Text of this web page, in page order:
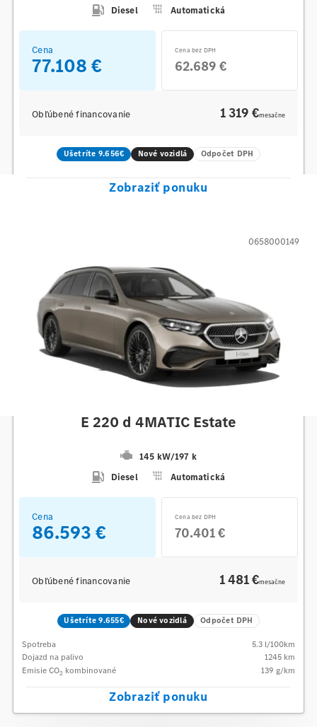
Diesel
Automatická
Cena
77.108 €
Cena bez DPH
62.689 €
Obľúbené financovanie 1 319 €mesačne
Ušetríte 9.656€ Nové vozidlá Odpočet DPH
Zobraziť ponuku
E 220 d 4MATIC Estate
145 kW/197 k
Diesel
Automatická
0658000149
Cena
86.593 €
Cena bez DPH
70.401 €
Obľúbené financovanie 1 481 €mesačne
Ušetríte 9.655€ Nové vozidlá Odpočet DPH
Spotreba 5.3 l/100km
Dojazd na palivo
1245 km
Emisie CO2 kombinované 139 g/km
Zobraziť ponuku